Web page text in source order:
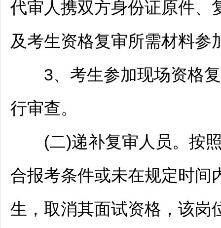
代审人携双方身份证原件、
及考生资格复审所需材料参
3、考生参加现场资格复
行审查。
(二)递补复审人员。按
合报考条件或未在规定时间
生，取消其面试资格，该岗